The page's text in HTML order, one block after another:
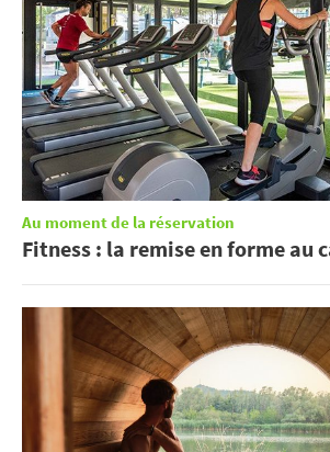
Au moment de la réservation
Fitness : la remise en forme au